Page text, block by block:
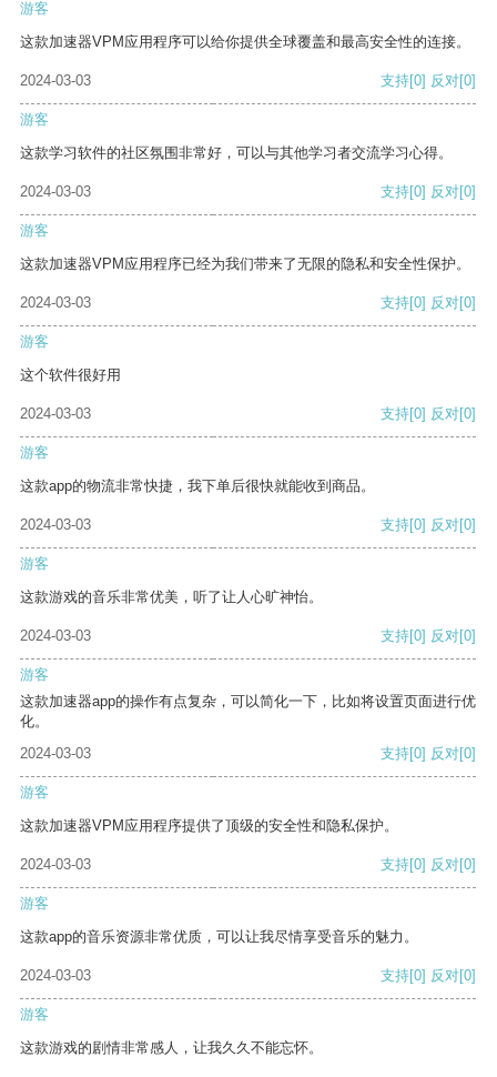
游客
这款加速器VPM应用程序可以给你提供全球覆盖和最高安全性的连接。
2024-03-03 支持[0] 反对[0]
游客
这款学习软件的社区氛围非常好，可以与其他学习者交流学习心得。
2024-03-03 支持[0] 反对[0]
游客
这款加速器VPM应用程序已经为我们带来了无限的隐私和安全性保护。
2024-03-03 支持[0] 反对[0]
游客
这个软件很好用
2024-03-03 支持[0] 反对[0]
游客
这款app的物流非常快捷，我下单后很快就能收到商品。
2024-03-03 支持[0] 反对[0]
游客
这款游戏的音乐非常优美，听了让人心旷神怡。
2024-03-03 支持[0] 反对[0]
游客
这款加速器app的操作有点复杂，可以简化一下，比如将设置页面进行优
化。
2024-03-03
支持[0] 反对[0]
游客
这款加速器VPM应用程序提供了顶级的安全性和隐私保护。
2024-03-03 支持[0] 反对[0]
游客
这款app的音乐资源非常优质，可以让我尽情享受音乐的魅力。
2024-03-03 支持[0] 反对[0]
游客
这款游戏的剧情非常感人，让我久久不能忘怀。